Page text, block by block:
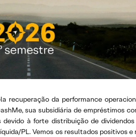
recuperação da performance
sua subsidiária de empréstimos
à forte distribuição de
PL. Vemos os resultados positivos e